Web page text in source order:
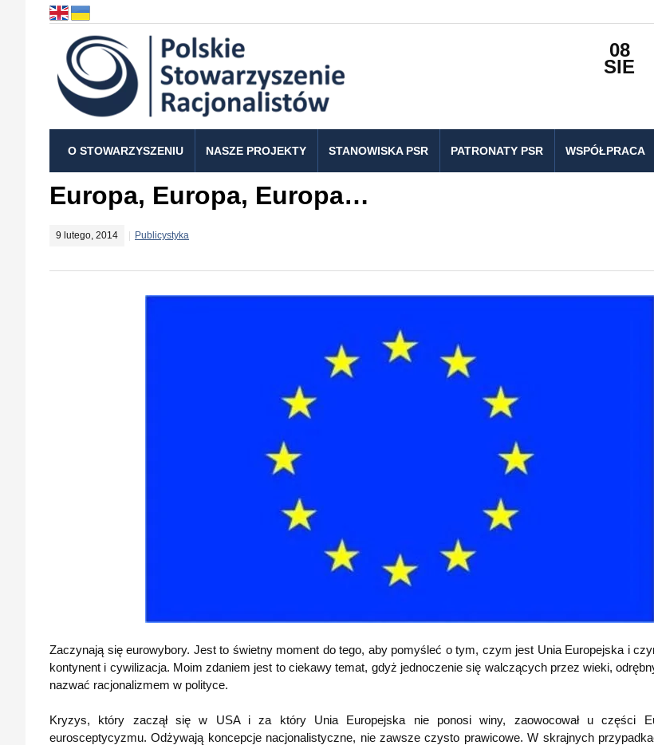
08
SIE
O STOWARZYSZENIU NASZE PROJEKTY STANOWISKA PSR PATRONATY PSR WSPÓŁPRACA
Europa, Europa, Europa…
9 lutego, 2014 Publicystyka
Zaczynają się eurowybory. Jest to świetny moment do tego, aby pomyśleć o tym, czym jest Unia Europejska i
kontynent i cywilizacja. Moim zdaniem jest to ciekawy temat, gdyż jednoczenie się walczących przez wieki,
nazwać racjonalizmem w polityce.
Kryzys, który zaczął się w USA i za który Unia Europejska nie ponosi winy, zaowocował u części
eurosceptycyzmu. Odżywają koncepcje nacjonalistyczne, nie zawsze czysto prawicowe. W skrajnych